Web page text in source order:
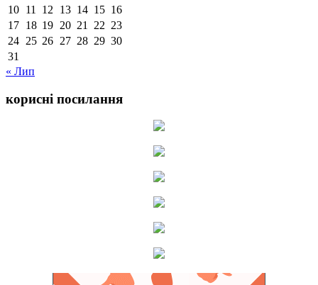
10 11 12 13 14 15 16
17 18 19 20 21 22 23
24 25 26 27 28 29 30
31
« Лип
корисні посилання